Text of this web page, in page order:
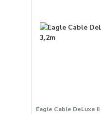
Eagle Cable DeLuxe II